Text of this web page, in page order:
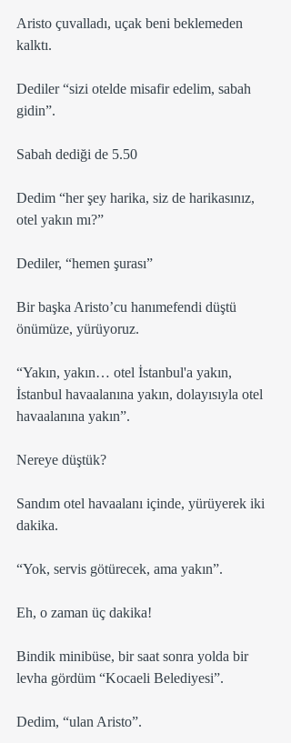
Aristo çuvalladı, uçak beni beklemeden
kalktı.
Dediler “sizi otelde misafir edelim, sabah
gidin”.
Sabah dediği de 5.50
Dedim “her şey harika, siz de harikasınız,
otel yakın mı?”
Dediler, “hemen şurası”
Bir başka Aristo’cu hanımefendi düştü
önümüze, yürüyoruz.
“Yakın, yakın… otel İstanbul'a yakın,
İstanbul havaalanına yakın, dolayısıyla otel
havaalanına yakın”.
Nereye düştük?
Sandım otel havaalanı içinde, yürüyerek iki
dakika.
“Yok, servis götürecek, ama yakın”.
Eh, o zaman üç dakika!
Bindik minibüse, bir saat sonra yolda bir
levha gördüm “Kocaeli Belediyesi”.
Dedim, “ulan Aristo”.